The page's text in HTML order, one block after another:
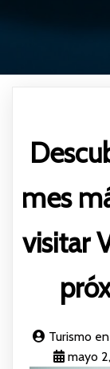
mes
visitar
Turismo
mayo